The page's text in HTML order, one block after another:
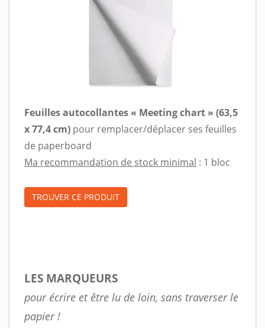
Feuilles autocollantes « Meeting chart » (63,5
x 77,4 cm) pour remplacer/déplacer ses feuilles
de paperboard
Ma recommandation de stock minimal : 1 bloc
TROUVER CE PRODUIT
LES MARQUEURS
pour écrire et être lu de loin, sans traverser le
papier !